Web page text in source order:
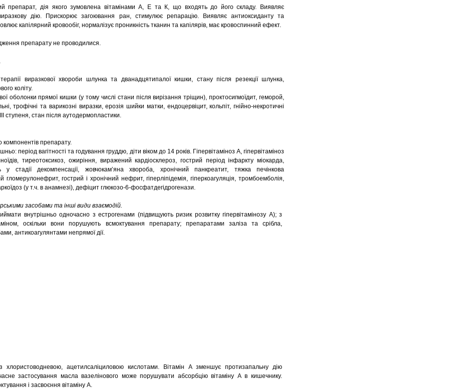
препарат, дія якого зумовлена вітамінами А, Е та К, що входять до його складу. Виявляє
дію. Прискорює загоювання ран, стимулює репарацію. Виявляє антиоксиданту та
капілярний кровообіг, нормалізує проникність тканин та капілярів, має кровоспинний ефект.
препарату не проводилися.
виразкової хвороби шлунка та дванадцятипалої кишки, стану після резекції шлунка,
коліту.
оболонки прямої кишки (у тому числі стани після вирізання тріщин), проктосигмоїдит, геморой,
трофічні та варикозні виразки, ерозія шийки матки, ендоцервіцит, кольпіт, гнійно-некротичні
ступеня, стан після аутодермопластики.
компонентів препарату.
період вагітності та годування груддю, діти віком до 14 років. Гіпервітаміноз А, гіпервітаміноз
тиреотоксикоз, ожиріння, виражений кардіосклероз, гострий період інфаркту міокарда,
у стадії декомпенсації, жовчокам’яна хвороба, хронічний панкреатит, тяжка печінкова
гломерулонефрит, гострий і хронічний нефрит, гіперліпідемія, гіперкоагуляція, тромбоемболія,
(у т.ч. в анамнезі), дефіцит глюкозо-6-фосфатдегідрогенази.
засобами та інші види взаємодій.
внутрішньо одночасно з естрогенами (підвищують ризик розвитку гіпервітамінозу А); з
оскільки вони порушують всмоктування препарату; препаратами заліза та срібла,
антикоагулянтами непрямої дії.
хлористоводневою, ацетилсаліциловою кислотами. Вітамін А зменшує протизапальну дію
застосування масла вазелінового може порушувати абсорбцію вітаміну А в кишечнику.
і засвоєння вітаміну А.